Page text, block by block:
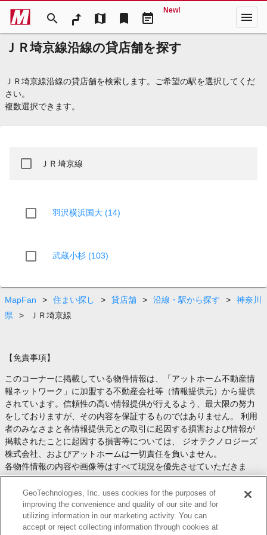
search map bookmark event_note
New! menu
ＪＲ埼京線沿線の貸店舗を探す
ＪＲ埼京線沿線の貸店舗を検索します。ご希望の駅を選択してくだ
さい。
複数選択できます。
ＪＲ埼京線
羽沢横浜国大 (14)
武蔵小杉 (103)
MapFan > 住まい探し > 貸店舗 > 沿線・駅から探す >
神奈川
県
> ＪＲ埼京線
【免責事項】
このコーナーに掲載している物件情報は、「アットホーム不動産情
報ネットワーク」に加盟する不動産会社等（情報提供元）から提供
されています。信頼性の高い情報提供が行えるよう、最大限の努力
をしておりますが、その内容を保証するものではありません。 利用
者のみなさまと各情報提供元との取引に起因する損害および情報が
掲載されたことに起因する損害等については、 ジオテクノロジーズ
株式会社、およびアットホームは一切責任を負いません。
各物件情報の内容や画像等はすべて現況を優先させていただきま
す。
お取引等（お取引の準備、資金調達等を含みます）の際には、内容
や契約条件等について、 各情報提供元より十分な説明を受け、ご自
身でご確認の上、判断してください。
このコーナーへの物件情報のご掲載、その他不動産業務ソリューシ
GeoTechnologies, Inc. uses cookies for the purposes of
improving the convenience and quality of our site and for
utilizing information in our marketing activity. You can
accept or reject collecting information through cookies at